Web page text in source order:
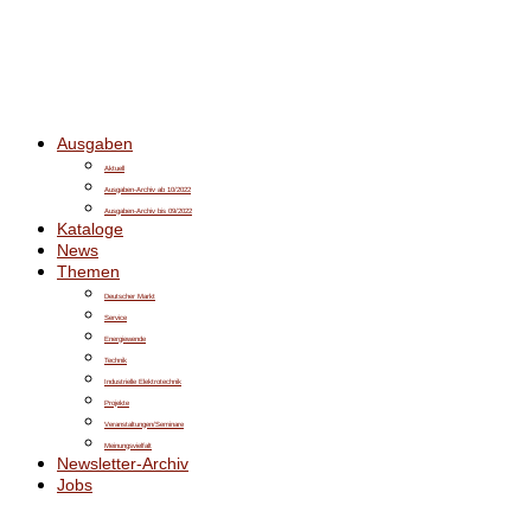
Ausgaben
Aktuell
Ausgaben-Archiv ab 10/2022
Ausgaben-Archiv bis 09/2022
Kataloge
News
Themen
Deutscher Markt
Service
Energiewende
Technik
Industrielle Elektrotechnik
Projekte
Veranstaltungen/Seminare
Meinungsvielfalt
Newsletter-Archiv
Jobs